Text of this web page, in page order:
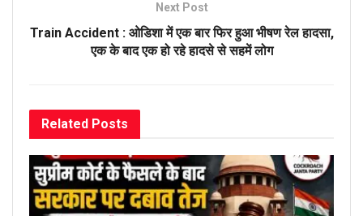
Next Post
Train Accident : ओडिशा में एक बार फिर हुआ भीषण रेल हादसा,
एक के बाद एक हो रहे हादसे से सहमें लोग
Related Posts